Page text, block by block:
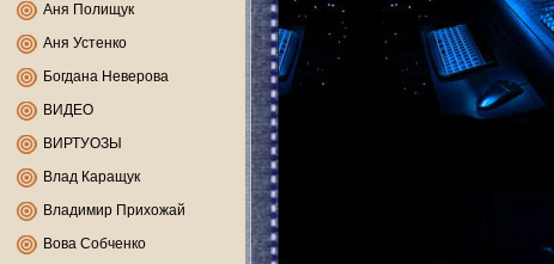
Аня Полищук
Аня Устенко
Богдана Неверова
ВИДЕО
ВИРТУОЗЫ
Влад Каращук
Владимир Прихожай
Вова Собченко